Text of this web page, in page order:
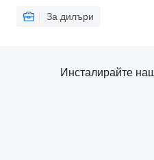
За дилъри
Инсталирайте